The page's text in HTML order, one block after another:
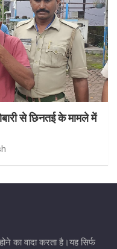
से छिनतई के मामले में
का वादा करता है।यह सिर्फ